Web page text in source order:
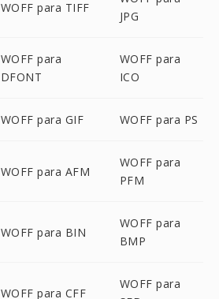
WOFF para TIFF
JPG
WOFF para
DFONT
WOFF para
ICO
WOFF para GIF WOFF para PS
WOFF para AFM
WOFF para
PFM
WOFF para BIN
WOFF para
BMP
WOFF para CFF
WOFF para